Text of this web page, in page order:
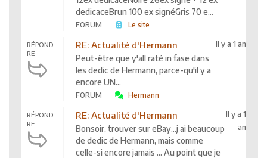
dedicaceBrun 100 ex signéGris 70 e...
FORUM Le site
RÉPOND
RE
RE: Actualité d'Hermann
Peut-être que y'all raté in fase dans
les dedic de Hermann, parce-qu'il y a
encore UN...
Il y a 1 an
FORUM Hermann
RÉPOND
RE
RE: Actualité d'Hermann
Bonsoir, trouver sur eBay...j ai beaucoup
de dedic de Hermann, mais comme
celle-si encore jamais ... Au point que je
Il y a 1
an